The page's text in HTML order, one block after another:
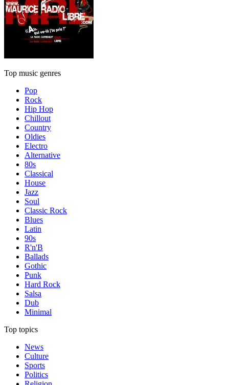
Top music genres
Pop
Rock
Hip Hop
Chillout
Country
Oldies
Electro
Alternative
80s
Classical
House
Jazz
Soul
Classic Rock
Blues
Latin
90s
R'n'B
Ballads
Gothic
Punk
Hard Rock
Salsa
Dub
Minimal
Top topics
News
Culture
Sports
Politics